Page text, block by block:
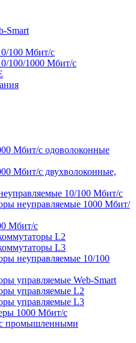
Smart
100 Мбит/с
100/1000 Мбит/с
Мбит/c одоволоконные
Мбит/c двухволоконные,
10/100 Мбит/с
неуправляемые 1000 Мбит/
Мбит/c
L2
L3
неуправляемые 10/100
управляемые Web-Smart
управляемые L2
управляемые L3
1000 Мбит/с
промышленными